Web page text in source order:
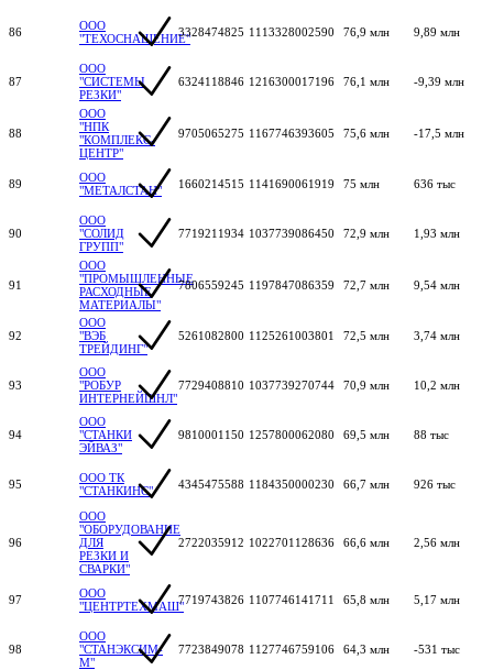
86
ООО
"ТЕХОСНАЩЕНИЕ"3328474825 1113328002590 76,9 млн 9,89 млн
87
ООО
"СИСТЕМЫ
РЕЗКИ"
6324118846 1216300017196 76,1 млн -9,39 млн
88
ООО
"НПК
"КОМПЛЕКС-
ЦЕНТР"
9705065275 1167746393605 75,6 млн -17,5 млн
89
ООО
"МЕТАЛСТАН"
1660214515 1141690061919 75 млн 636 тыс
90
ООО
"СОЛИД
ГРУПП"
7719211934 1037739086450 72,9 млн 1,93 млн
91
ООО
"ПРОМЫШЛЕННЫЕ
РАСХОДНЫЕ
МАТЕРИАЛЫ"
7806559245 1197847086359 72,7 млн 9,54 млн
92
ООО
"ВЭБ
ТРЕЙДИНГ"
5261082800 1125261003801 72,5 млн 3,74 млн
93
ООО
"РОБУР
ИНТЕРНЕЙШНЛ"
7729408810 1037739270744 70,9 млн 10,2 млн
94
ООО
"СТАНКИ
ЭЙВАЗ"
9810001150 1257800062080 69,5 млн 88 тыс
95
ООО ТК
"СТАНКИНС"
4345475588 1184350000230 66,7 млн 926 тыс
96
ООО
"ОБОРУДОВАНИЕ
ДЛЯ
РЕЗКИ И
СВАРКИ"
2722035912 1022701128636 66,6 млн 2,56 млн
97
ООО
"ЦЕНТРТЕХМАШ"7719743826 1107746141711 65,8 млн 5,17 млн
98
ООО
"СТАНЭКСИМ-
М"
7723849078 1127746759106 64,3 млн -531 тыс